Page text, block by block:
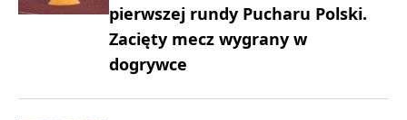
pierwszej rundy Pucharu Polski.
Zacięty mecz wygrany w
dogrywce